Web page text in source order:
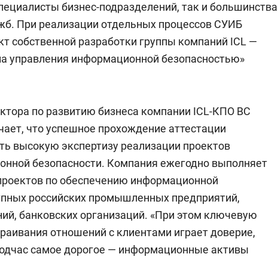
бизнес-подразделений, так и большинства
При реализации отдельных процессов СУИБ
собственной разработки группы компаний ICL —
управления информационной безопасностью»
по развитию бизнеса компании ICL-КПО ВС
что успешное прохождение аттестации
высокую экспертизу реализации проектов
безопасности. Компания ежегодно выполняет
по обеспечению информационной
российских промышленных предприятий,
банковских организаций. «При этом ключевую
отношений с клиентами играет доверие,
самое дорогое — информационные активы